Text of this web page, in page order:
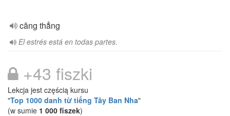
căng thẳng
El estrés está en todas partes.
+43 fiszki
Lekcja jest częścią kursu
"Top 1000 danh từ tiếng Tây Ban Nha"
(w sumie 1 000 fiszek)